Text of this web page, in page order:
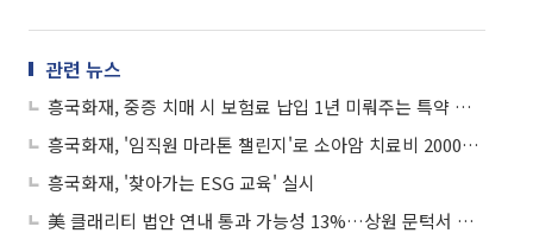
관련 뉴스
흥국화재, 중증 치매 시 보험료 납입 1년 미뤄주는 특약 개발
흥국화재, '임직원 마라톤 챌린지'로 소아암 치료비 2000만 원 기부
흥국화재, '찾아가는 ESG 교육' 실시
美 클래리티 법안 연내 통과 가능성 13%…상원 문턱서 제동